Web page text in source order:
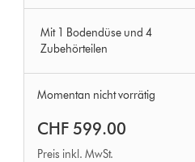
Mit 1 Bodendüse und 4
Zubehörteilen
Momentan nicht vorrätig
CHF 599.00
Preis inkl. MwSt.